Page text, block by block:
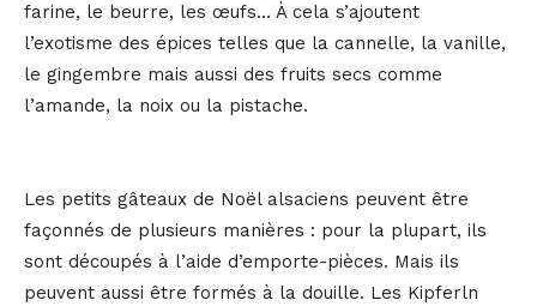
farine, le beurre, les œufs… À cela s’ajoutent
l’exotisme des épices telles que la cannelle, la vanille,
le gingembre mais aussi des fruits secs comme
l’amande, la noix ou la pistache.
Les petits gâteaux de Noël alsaciens peuvent être
façonnés de plusieurs manières : pour la plupart, ils
sont découpés à l’aide d’emporte-pièces. Mais ils
peuvent aussi être formés à la douille. Les Kipferln